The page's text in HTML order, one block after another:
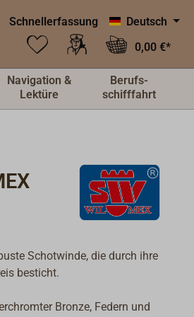
Schnellerfassung
Deutsch
0,00 €*
Navigation &
Lektüre
Berufs-
schifffahrt
Schotwinde, die durch ihre
besticht.
Bronze, Federn und